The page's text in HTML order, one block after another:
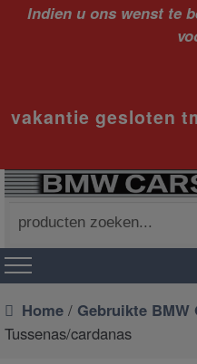
Indien u ons wenst te
vakantie gesloten
naar:
Home / Gebruikte BMW
Tussenas/cardanas